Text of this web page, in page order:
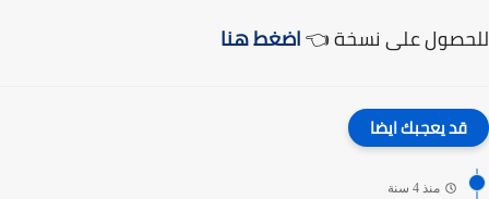
للحصول على نسخة 👈اضغط هنا
قد يعجبك ايضا
منذ 4 سنة